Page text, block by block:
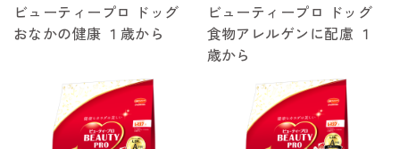
ビューティープロ ドッグ
おなかの健康 １歳から
ビューティープロ ドッグ
食物アレルゲンに配慮 １
歳から